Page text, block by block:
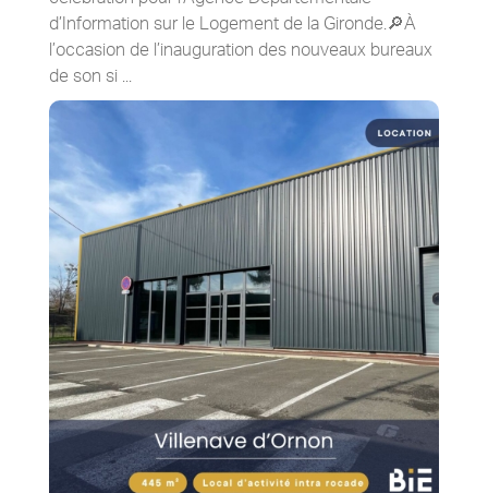
d’Information sur le Logement de la Gironde.🔎À
l’occasion de l’inauguration des nouveaux bureaux
de son si ...